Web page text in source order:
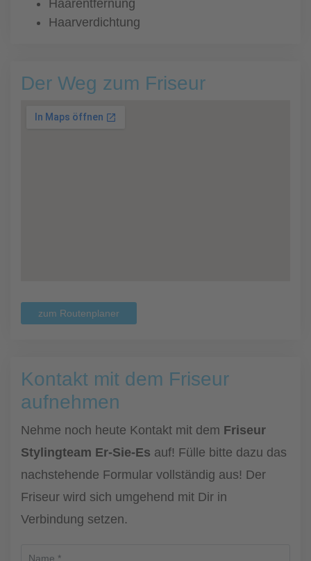
Haarentfernung
Haarverdichtung
Der Weg zum Friseur
zum Routenplaner
Kontakt mit dem Friseur
aufnehmen
Nehme noch heute Kontakt mit dem Friseur
Stylingteam Er-Sie-Es auf! Fülle bitte dazu das
nachstehende Formular vollständig aus! Der
Friseur wird sich umgehend mit Dir in
Verbindung setzen.